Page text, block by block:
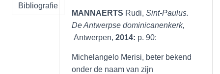
Bibliografie
MANNAERTS Rudi, Sint-Paulus.
De Antwerpse dominicanenkerk,
Antwerpen, 2014: p. 90:
Michelangelo Merisi, beter bekend
onder de naam van zijn